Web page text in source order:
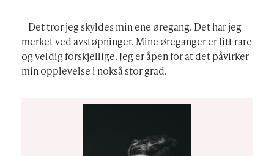
– Det tror jeg skyldes min ene øregang. Det har jeg
merket ved avstøpninger. Mine øreganger er litt rare
og veldig forskjellige. Jeg er åpen for at det påvirker
min opplevelse i nokså stor grad.